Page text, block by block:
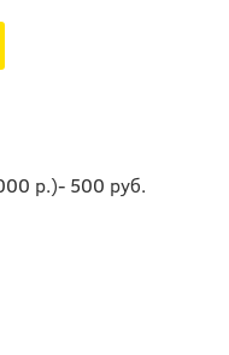
р.)- 500 руб.
SNAPBACK